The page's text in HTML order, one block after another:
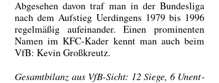
Abge­se­hen davon traf man in der Bun­des­li­ga
nach dem Auf­stieg Uer­din­gens 1979 bis 1996
regel­mä­ßig auf­ein­an­der. Einen pro­mi­nen­ten
Namen im KFC-Kader kennt man auch beim
VfB: Kevin Groß­kreutz.
Gesamt­bi­lanz aus VfB-Sicht: 12 Sie­ge, 6 Unent­